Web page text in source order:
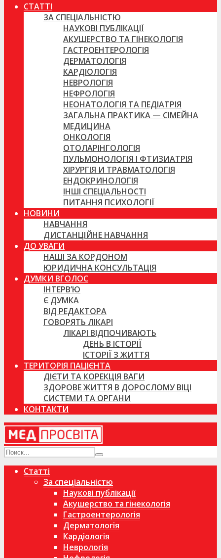
СТАТТІ
ЗА СПЕЦІАЛЬНІСТЮ
НАУКОВІ ПУБЛІКАЦІЇ
АКУШЕРСТВО ТА ГІНЕКОЛОГІЯ
ГАСТРОЕНТЕРОЛОГІЯ
ДЕРМАТОЛОГІЯ
КАРДІОЛОГІЯ
НЕВРОЛОГІЯ
НЕФРОЛОГІЯ
НЕОНАТОЛОГІЯ ТА ПЕДІАТРІЯ
ЗАГАЛЬНА ПРАКТИКА — СІМЕЙНА
МЕДИЦИНА
ОНКОЛОГІЯ
ОТОЛАРІНГОЛОГІЯ
ПУЛЬМОНОЛОГІЯ І ФТИЗИАТРІЯ
ХІРУРГІЯ И ТРАВМАТОЛОГІЯ
ЕНДОКРИНОЛОГІЯ
ІНШІ СПЕЦІАЛЬНОСТІ
ПИТАННЯ ПСИХОЛОГІЇ
НОВИНИ
НАВЧАННЯ
ДИСТАНЦІЙНЕ НАВЧАННЯ
ДО УВАГИ
НАШІ ЗА КОРДОНОМ
ЮРИДИЧНА КОНСУЛЬТАЦІЯ
ДУМКИ ВГОЛОС
ІНТЕРВ’Ю
Є ДУМКА
ВІД РЕДАКТОРА
ГОВОРЯТЬ ЛІКАРІ
ЛІКАРІ ВІДПОЧИВАЮТЬ
ДЕНЬ В ІСТОРІЇ
ІСТОРІЇ З ЖИТТЯ
ТЕРИТОРІЯ ПАЦІЄНТА
ДІЄТИ ТА КОРЕКЦІЯ ВАГИ
ЗДОРОВЕ ЖИТТЯ В ДОРОСЛОМУ ВІЦІ
СИСТЕМИ ТА ОРГАНИ
КОНТАКТИ
Статті
За спеціальністю
Наукові публікації
Акушерство та гінекологія
Гастроентерологія
Дерматологія
Кардіологія
Неврологія